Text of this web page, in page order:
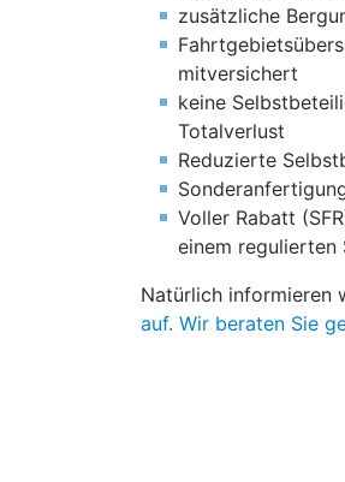
zusätzliche
mitversichert
keine
Totalverlust
Reduzierte
Voller Rabatt
einem regulierten
Natürlich informieren
auf. Wir beraten Sie